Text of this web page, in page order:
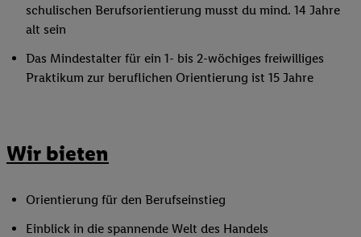
schulischen Berufsorientierung musst du mind. 14 Jahre
alt sein
Das Mindestalter für ein 1- bis 2-wöchiges freiwilliges
Praktikum zur beruflichen Orientierung ist 15 Jahre
Wir bieten
Orientierung für den Berufseinstieg
Einblick in die spannende Welt des Handels